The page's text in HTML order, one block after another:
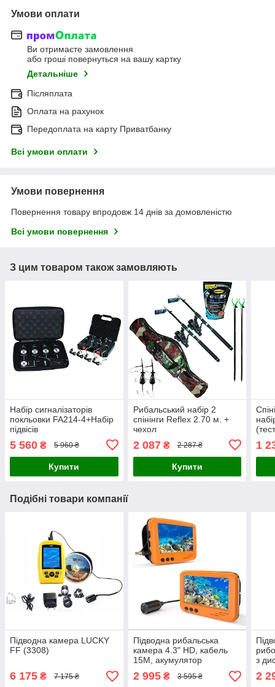
Умови оплати
Ви отримаєте замовлення
або гроші повернуться на вашу картку
Детальніше
Післяплата
Оплата на рахунок
Передоплата на карту Приватбанку
Всі умови оплати
Умови повернення
Повернення товару впродовж 14 днів за домовленістю
Всі умови повернення
З цим товаром також замовляють
Набір сигналізаторів
покльовки FA214-4+Набір
підвісів
5 560 ₴ 5 960 ₴
Купити
Рибальський набір 2
спінінги Reflex 2.70 м. +
чехол
2 087₴ 2 287 ₴
Купити
1
Подібні товари компанії
Підводна камера LUCKY
FF (3308)
6 175 ₴ 7 175 ₴
Підводна рибальська
камера 4.3" HD, кабель
15M, акумулятор
4000mAh, IP68
2 995₴ 3 595 ₴
з
2